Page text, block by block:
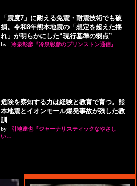
「震度7」に耐える免震・耐震技術でも破
損。令和8年熊本地震の「想定を超えた揺
れ」が明らかにした“現行基準の弱点”
by 冷泉彰彦『冷泉彰彦のプリンストン通信』
危険を察知する力は経験と教育で育つ。熊
本地震とイオンモール爆発事故が残した教
訓
by
引地達也『ジャーナリスティックなやさし
い…